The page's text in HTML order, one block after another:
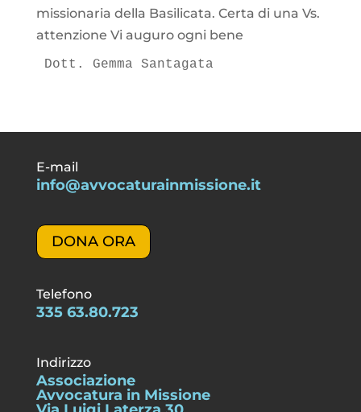
missionaria della Basilicata. Certa di una Vs.
attenzione Vi auguro ogni bene
Dott. Gemma Santagata
E-mail
info@avvocaturainmissione.it
DONA ORA
Telefono
335 63.80.723
Indirizzo
Associazione
Avvocatura in Missione